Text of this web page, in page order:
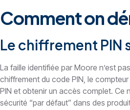
Comment on
Le chiffrement PIN
La faille identifiée par Moore n’est
chiffrement du code PIN, le
PIN et obtenir un accès complet. Ce
sécurité “par défaut” dans des